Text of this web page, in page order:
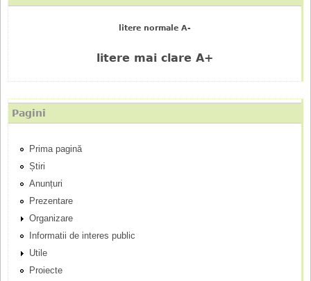
n
i
u
p
r
i
n
c
i
p
litere normale A-
litere mai clare A+
Pagini
Prima pagină
Știri
Anunțuri
Prezentare
Organizare
Informatii de interes public
Utile
Proiecte